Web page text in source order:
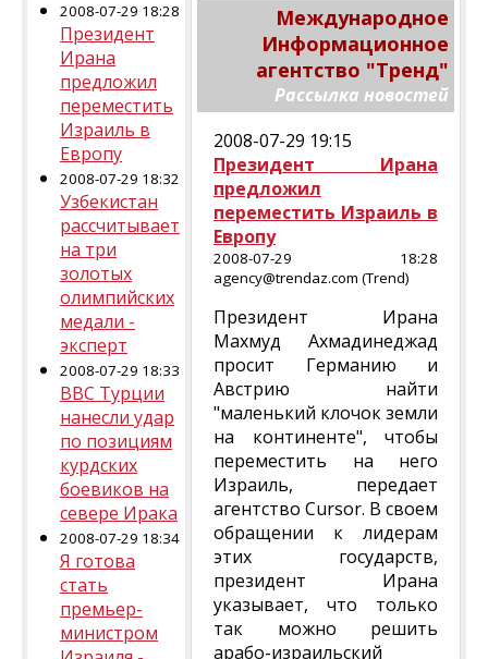
2008-07-29 18:28
Президент
Ирана
предложил
переместить
Израиль в
Европу
2008-07-29 18:32
Узбекистан
рассчитывает
на три
золотых
олимпийских
медали -
эксперт
2008-07-29 18:33
ВВС Турции
нанесли удар
по позициям
курдских
боевиков на
севере Ирака
2008-07-29 18:34
Я готова
стать
премьер-
министром
Международное
Информационное
агентство "Тренд"
Рассылка новостей
2008-07-29 19:15
Президент Ирана
предложил
переместить Израиль в
Европу
2008-07-29 18:28
agency@trendaz.com (Trend)
Президент Ирана
Махмуд Ахмадинеджад
просит Германию и
Австрию найти
"маленький клочок земли
на континенте", чтобы
переместить на него
Израиль, передает
агентство Cursor. В своем
обращении к лидерам
этих государств,
президент Ирана
указывает, что только
так можно решить
арабо-израильский